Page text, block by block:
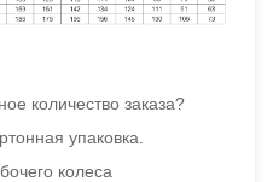
количество заказа?
упаковка.
колеса